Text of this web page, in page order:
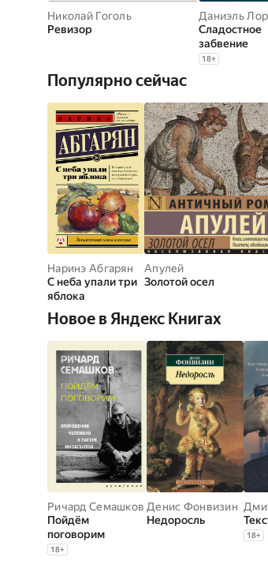
Николай Гоголь
Ревизор
Даниэль
Сладостное
забвение
18+
Популярно сейчас
Наринэ Абгарян
С неба упали три
яблока
Апулей
Золотой осел
Новое в Яндекс Книгах
Ричард Семашков
Пойдём
поговорим
18+
Денис Фонвизин
Недоросль
18+